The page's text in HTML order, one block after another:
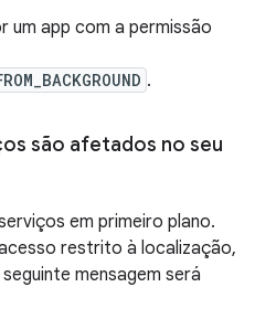
um app com a permissão
.
são afetados no seu
em primeiro plano.
restrito à localização,
mensagem será